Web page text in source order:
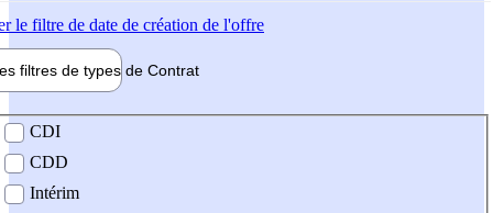
le filtre de date de création de l'offre
filtres de types de Contrat
contrat
CDI
CDD
Intérim